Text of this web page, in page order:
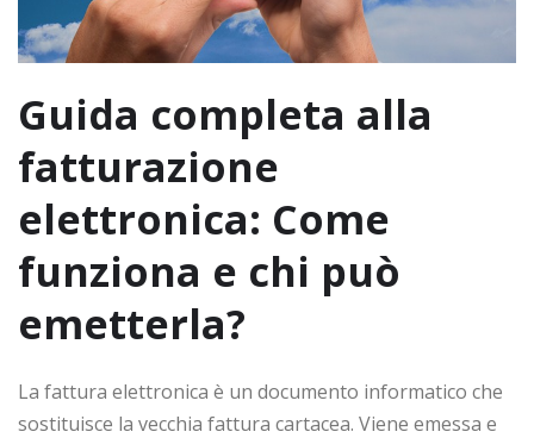
Guida completa alla
fatturazione
elettronica: Come
funziona e chi può
emetterla?
La fattura elettronica è un documento informatico che
sostituisce la vecchia fattura cartacea. Viene emessa e